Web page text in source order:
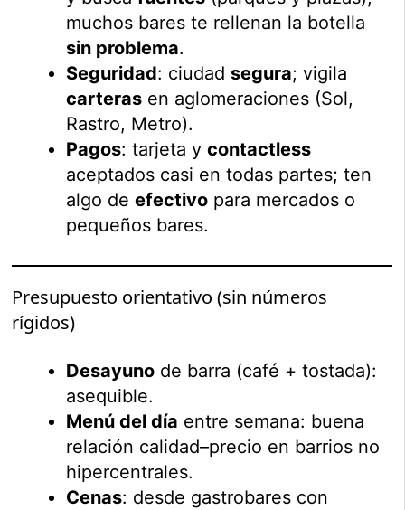
muchos bares te rellenan la botella
sin problema.
Seguridad: ciudad segura; vigila
carteras en aglomeraciones (Sol,
Rastro, Metro).
Pagos: tarjeta ycontactless
aceptados casi en todas partes; ten
algo deefectivo para mercados o
pequeños bares.
Presupuesto orientativo (sin números
rígidos)
Desayuno de barra (café + tostada):
asequible.
Menú del día entre semana: buena
relación calidad–precio en barrios no
hipercentrales.
Cenas: desde gastrobares con